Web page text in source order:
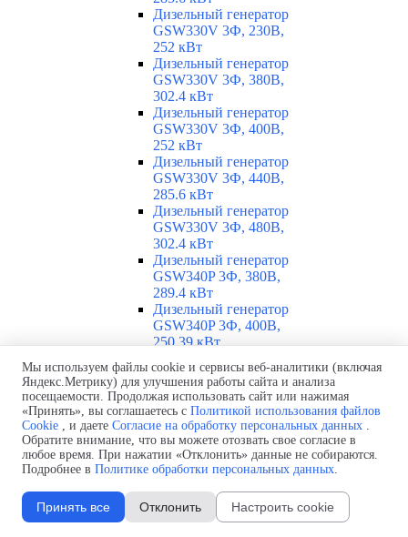
Дизельный генератор
GSW330V 3Ф, 230В,
252 кВт
Дизельный генератор
GSW330V 3Ф, 380В,
302.4 кВт
Дизельный генератор
GSW330V 3Ф, 400В,
252 кВт
Дизельный генератор
GSW330V 3Ф, 440В,
285.6 кВт
Дизельный генератор
GSW330V 3Ф, 480В,
302.4 кВт
Дизельный генератор
GSW340P 3Ф, 380В,
289.4 кВт
Дизельный генератор
GSW340P 3Ф, 400В,
250.39 кВт
Дизельный генератор
GSW340P Alt. LS 3Ф,
400В, 251.46 кВт
Дизельный генератор
GSW360V 3Ф, 230В,
260.86 кВт
Дизельный генератор
GSW360V 3Ф, 400В,
260.86 кВт
Дизельный генератор
GSW370I 3Ф, 400В,
Мы используем файлы cookie и сервисы веб-аналитики (включая
Яндекс.Метрику) для улучшения работы сайта и анализа
посещаемости. Продолжая использовать сайт или нажимая
«Принять», вы соглашаетесь с Политикой использования файлов
Cookie , и даете Согласие на обработку персональных данных .
Обратите внимание, что вы можете отозвать свое согласие в
любое время. При нажатии «Отклонить» данные не собираются.
Подробнее в Политике обработки персональных данных.
Принять все Отклонить Настроить cookie